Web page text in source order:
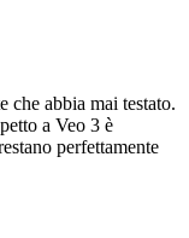
che abbia mai testato.
a Veo 3 è
perfettamente